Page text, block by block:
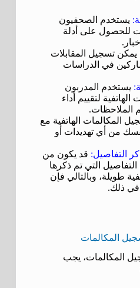
يستخدم الصحفيون
للحصول على أدلة
يمكن تسجيل المقابلات
في الدراسات
يستخدم المدربون
لتقييم أداء
الملاحظات.
المكالمات الهاتفية مع
من أي تهديدات أو
التفاصيل: قد يكون من
التي تم ذكرها
طويلة، وبالتالي فإن
في ذلك.
المكالمات
المكالمات، يجب